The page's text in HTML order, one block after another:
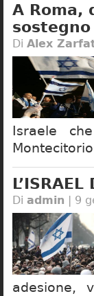
A
Di Alex
Israele
Di admin | 9
adesione,